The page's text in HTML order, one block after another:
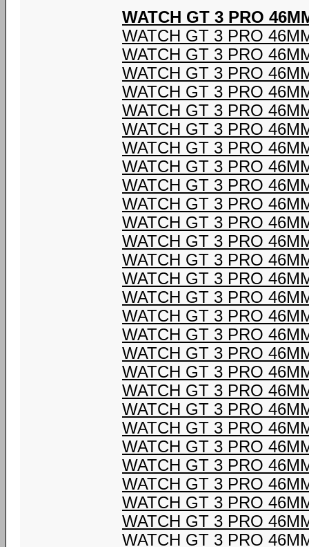
WATCH GT 3 PRO
WATCH GT 3 PRO
WATCH GT 3 PRO
WATCH GT 3 PRO
WATCH GT 3 PRO
WATCH GT 3 PRO
WATCH GT 3 PRO
WATCH GT 3 PRO
WATCH GT 3 PRO
WATCH GT 3 PRO
WATCH GT 3 PRO
WATCH GT 3 PRO
WATCH GT 3 PRO
WATCH GT 3 PRO
WATCH GT 3 PRO
WATCH GT 3 PRO
WATCH GT 3 PRO
WATCH GT 3 PRO
WATCH GT 3 PRO
WATCH GT 3 PRO
WATCH GT 3 PRO
WATCH GT 3 PRO
WATCH GT 3 PRO
WATCH GT 3 PRO
WATCH GT 3 PRO
WATCH GT 3 PRO
WATCH GT 3 PRO
WATCH GT 3 PRO
WATCH GT 3 PRO